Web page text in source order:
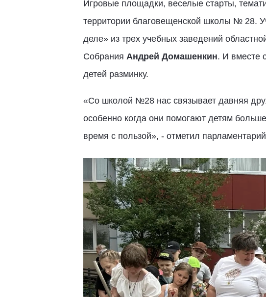
Игровые площадки, веселые старты,
территории благовещенской школы № 28.
деле» из трех учебных заведений
Собрания Андрей Домашенкин. И вместе
детей разминку.
«Со школой №28 нас связывает давняя
особенно когда они помогают детям
время с пользой», - отметил